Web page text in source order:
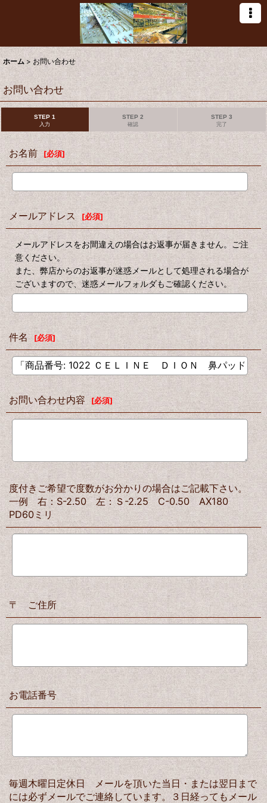
ホーム > お問い合わせ
お問い合わせ
STEP 1
入力
STEP 2
確認
STEP 3
完了
お名前 [必須]
メールアドレス [必須]
メールアドレスをお間違えの場合はお返事が届きません。ご注
意ください。
また、弊店からのお返事が迷惑メールとして処理される場合が
ございますので、迷惑メールフォルダもご確認ください。
件名 [必須]
お問い合わせ内容 [必須]
度付きご希望で度数がお分かりの場合はご記載下さい。
一例 右：S-2.50 左：Ｓ-2.25 C-0.50 AX180
PD60ミリ
〒 ご住所
お電話番号
毎週木曜日定休日 メールを頂いた当日・または翌日まで
には必ずメールでご連絡しています。３日経ってもメール